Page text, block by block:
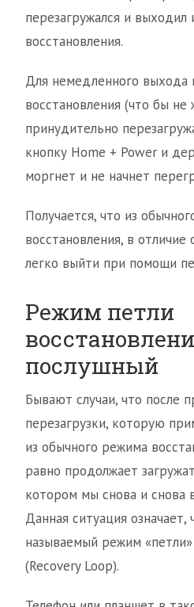
перезагружался и выходил
восстановления.
Для немедленного выхода
восстановления (что бы
принудительно
кнопку Home + Power и
моргнет и не начнет
Получается, что из
восстановления, в
легко выйти при помощи
Режим петли
послушный
Бывают случаи, что после
перезагрузки, которую
из обычного режима
равно продолжает
котором мы снова и снова
Данная ситуация
называемый режим «петли»
(Recovery Loop).